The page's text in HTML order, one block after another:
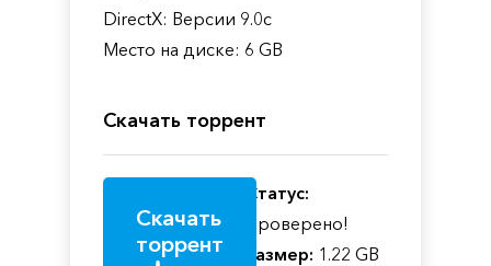
DirectX: Версии 9.0c
Место на диске: 6 GB
Скачать торрент
Скачать
торрент
Статус:
Проверено!
Размер: 1.22 GB